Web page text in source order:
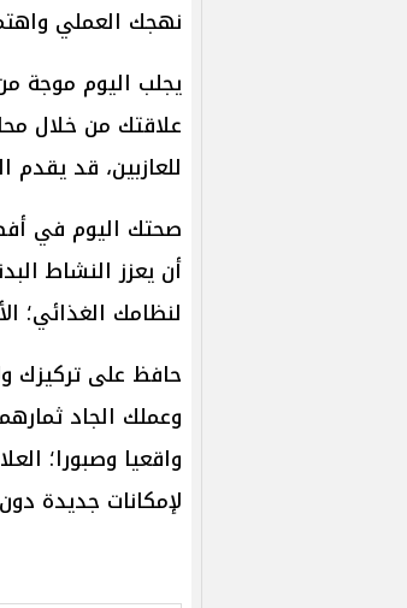
نهجك العملي
يجلب اليوم موجة
علاقتك من خلال
للعازبين، قد
صحتك اليوم في
أن يعزز النشاط
لنظامك الغذائي؛
حافظ على تركيزك
وعملك الجاد
واقعيا وصبورا؛
لإمكانات جديدة